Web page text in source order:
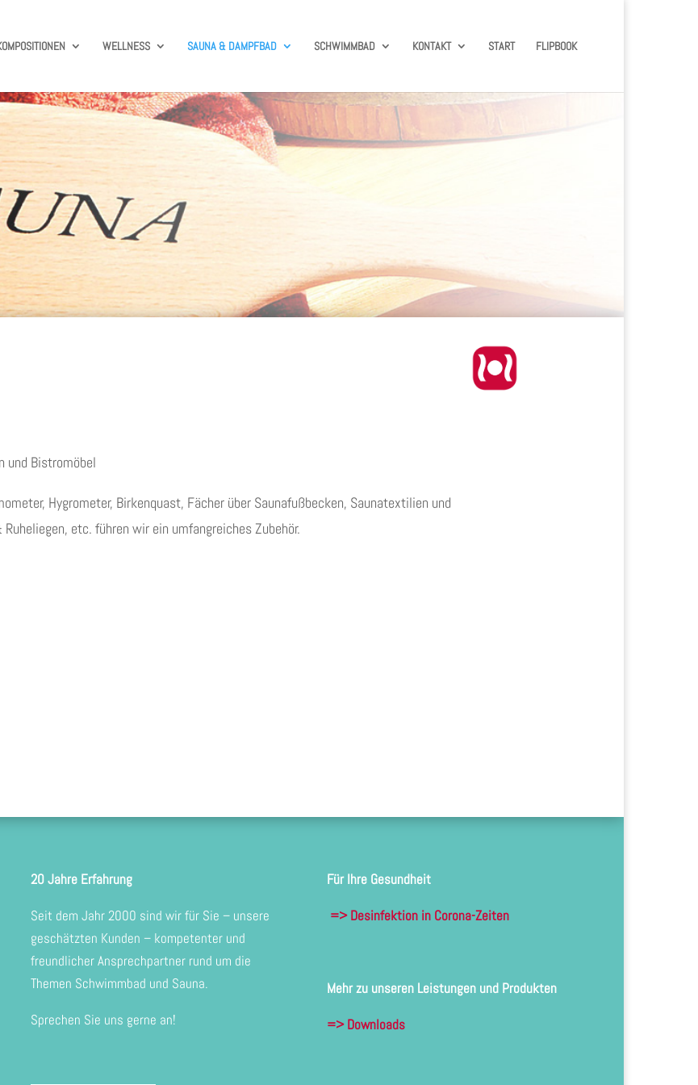
WELLNESS SAUNA & DAMPFBAD SCHWIMMBAD KONTAKT START FLIPBOOK
und Bistromöbel
Hygrometer, Birkenquast, Fächer über Saunafußbecken, Saunatextilien und
etc. führen wir ein umfangreiches Zubehör.
20 Jahre Erfahrung
Seit dem Jahr 2000 sind wir für Sie – unsere
geschätzten Kunden – kompetenter und
freundlicher Ansprechpartner rund um die
Themen Schwimmbad und Sauna.
Sprechen Sie uns gerne an!
Für Ihre Gesundheit
=> Desinfektion in Corona-Zeiten
Mehr zu unseren Leistungen und Produkten
=> Downloads